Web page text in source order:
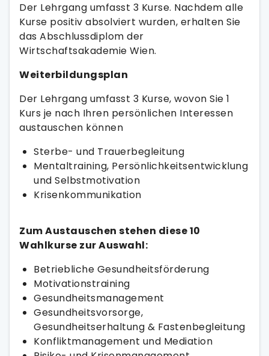
Der Lehrgang umfasst 3 Kurse. Nachdem alle
Kurse positiv absolviert wurden, erhalten Sie
das Abschlussdiplom der
Wirtschaftsakademie Wien.
Weiterbildungsplan
Der Lehrgang umfasst 3 Kurse, wovon Sie 1
Kurs je nach Ihren persönlichen Interessen
austauschen können
Sterbe- und Trauerbegleitung
Mentaltraining, Persönlichkeitsentwicklung
und Selbstmotivation
Krisenkommunikation
Zum Austauschen stehen diese 10
Wahlkurse zur Auswahl:
Betriebliche Gesundheitsförderung
Motivationstraining
Gesundheitsmanagement
Gesundheitsvorsorge,
Gesundheitserhaltung & Fastenbegleitung
Konfliktmanagement und Mediation